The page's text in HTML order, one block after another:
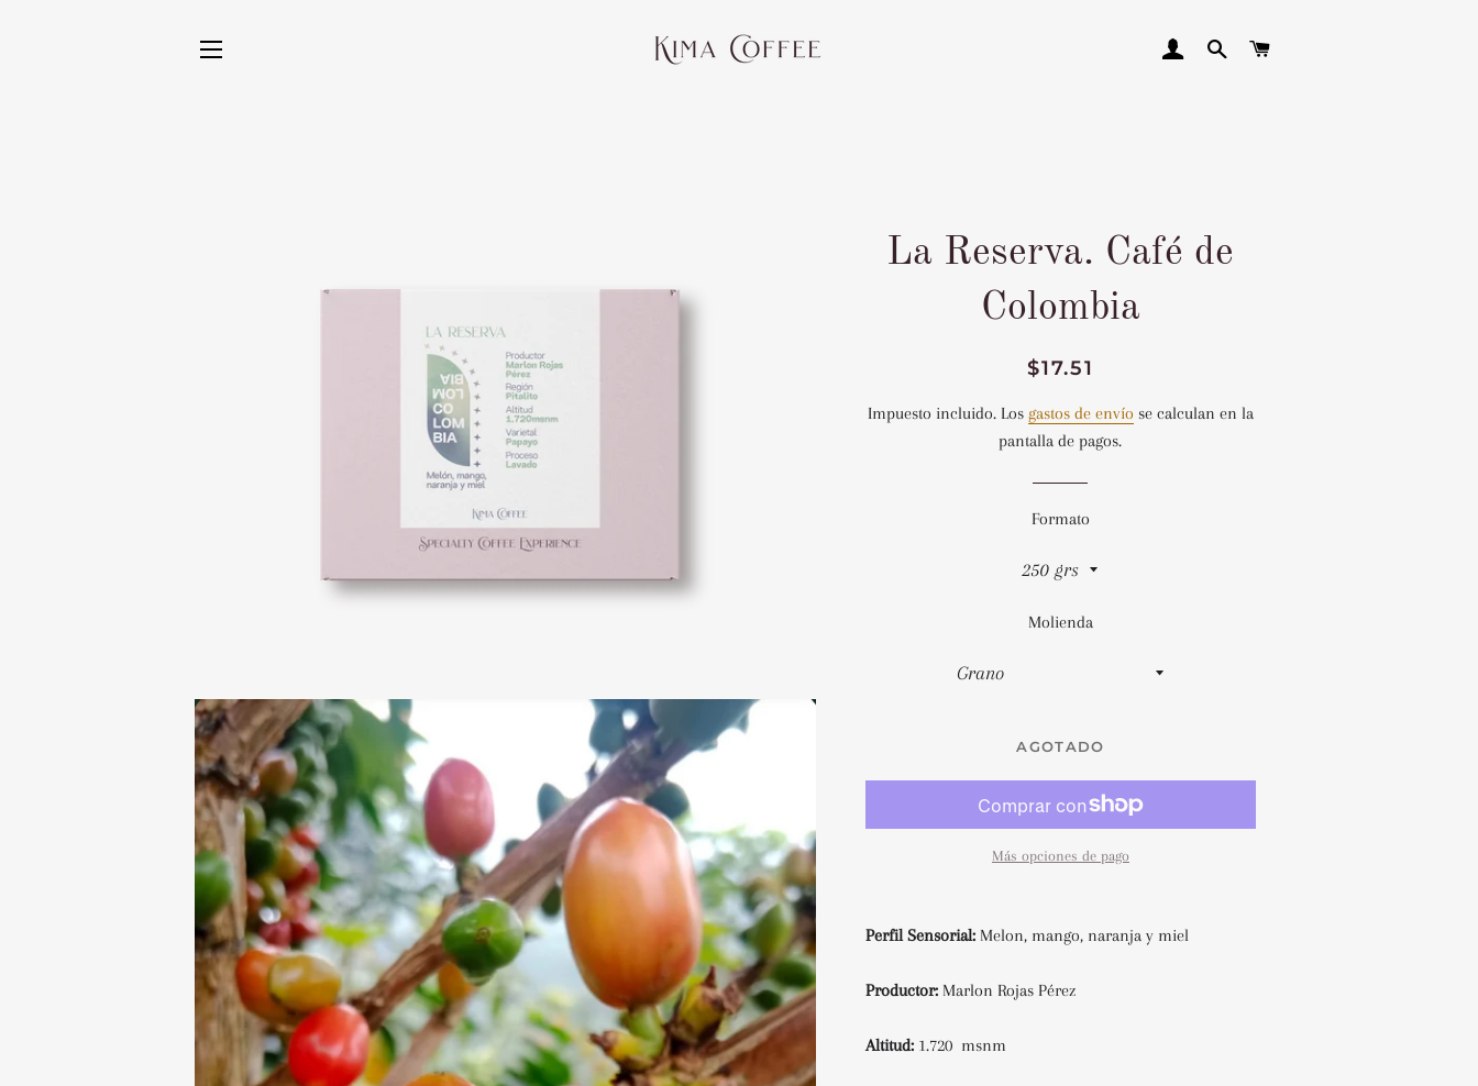
INGRESAR
BUSCAR
La Reserva. Café de
Colombia
Precio
Precio
venta
$17.51
Impuesto incluido. Los gastos de envío se calculan en la
pantalla de pagos.
Formato
Molienda
AGOTADO
Más opciones de pago
Perfil Sensorial: Melon, mango, naranja y miel
Productor: Marlon Rojas Pérez
Altitud: 1.720 msnm